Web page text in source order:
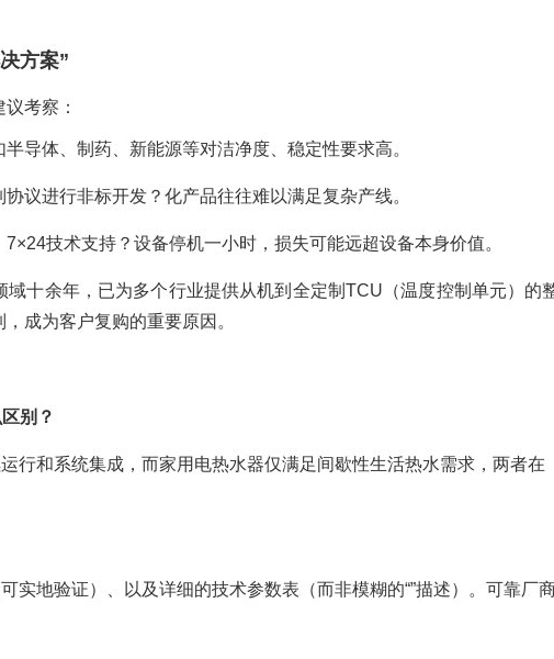
方案”
考察：
导体、制药、新能源等对洁净度、稳定性要求高。
议进行非标开发？化产品往往难以满足复杂产线。
技术支持？设备停机一小时，损失可能远超设备本身价值。
十余年，已为多个行业提供从机到全定制TCU（温度控制单元）的
成为客户复购的重要原因。
别？
行和系统集成，而家用电热水器仅满足间歇性生活热水需求，两者在
实地验证）、以及详细的技术参数表（而非模糊的“”描述）。可靠厂